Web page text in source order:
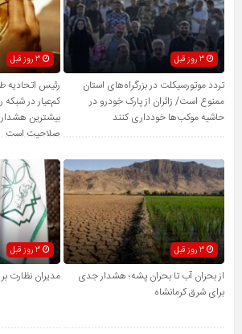
3 روز قبل
تردد موتورسیکلت در بزرگراه‌های استان
ممنوع است/ زائران از پارک خودرو در
حاشیه موکب‌ها خودداری کنند
رئیس اتحادیه
کم‌عیار در
بیشترین هشدار
صلاحیت است
3 روز قبل
از بحران آب تا بحران پشه؛ هشدار جدی
برای شرق کرمانشاه
مدیران نظارت